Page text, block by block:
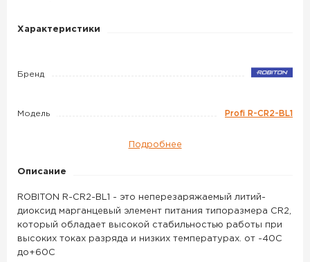
Батарейка
R-
BL1
Характеристики
Бренд
Модель Profi R-CR2-BL1
Подробнее
Описание
ROBITON R-CR2-BL1 - это неперезаряжаемый литий-
диоксид марганцевый элемент питания типоразмера CR2,
который обладает высокой стабильностью работы при
высоких токах разряда и низких температурах. от -40С
до+60С